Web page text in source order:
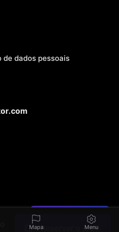
Reservar o jogo
Encontrou um erro?
dados pessoais
Mapa Menu